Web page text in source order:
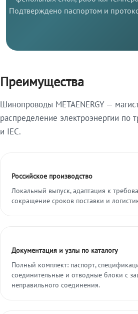
Подтверждено паспортом и
Преимущества
Шинопроводы METAENERGY —
распределение электроэнергии по
и IEC.
Российское производство
Локальный выпуск, адаптация к
сокращение сроков поставки и
Документация и узлы по каталогу
Полный комплект: паспорт,
соединительные и отводные блоки с
неправильного соединения.